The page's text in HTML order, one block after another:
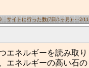
サイトに行った数(7日/1ヶ月)･･･2/11
エネルギーを読み取り
エネルギーの高い石の